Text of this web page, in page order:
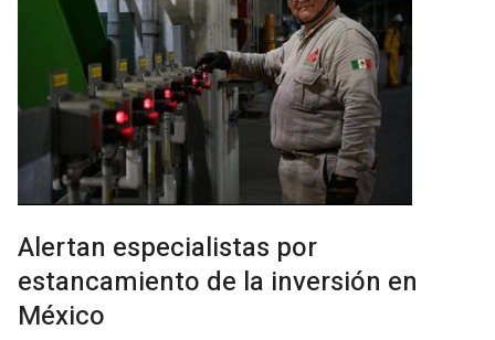
Alertan especialistas por
estancamiento de la inversión en
México